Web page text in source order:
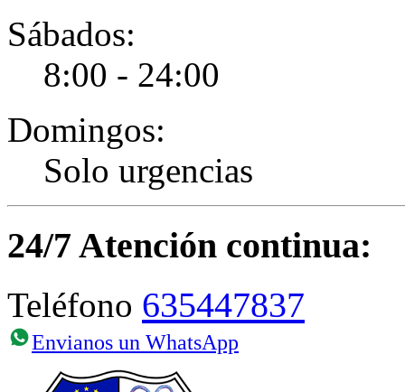
Sábados:
8:00 - 24:00
Domingos:
Solo urgencias
24/7 Atención continua:
Teléfono 635447837
Envianos un WhatsApp